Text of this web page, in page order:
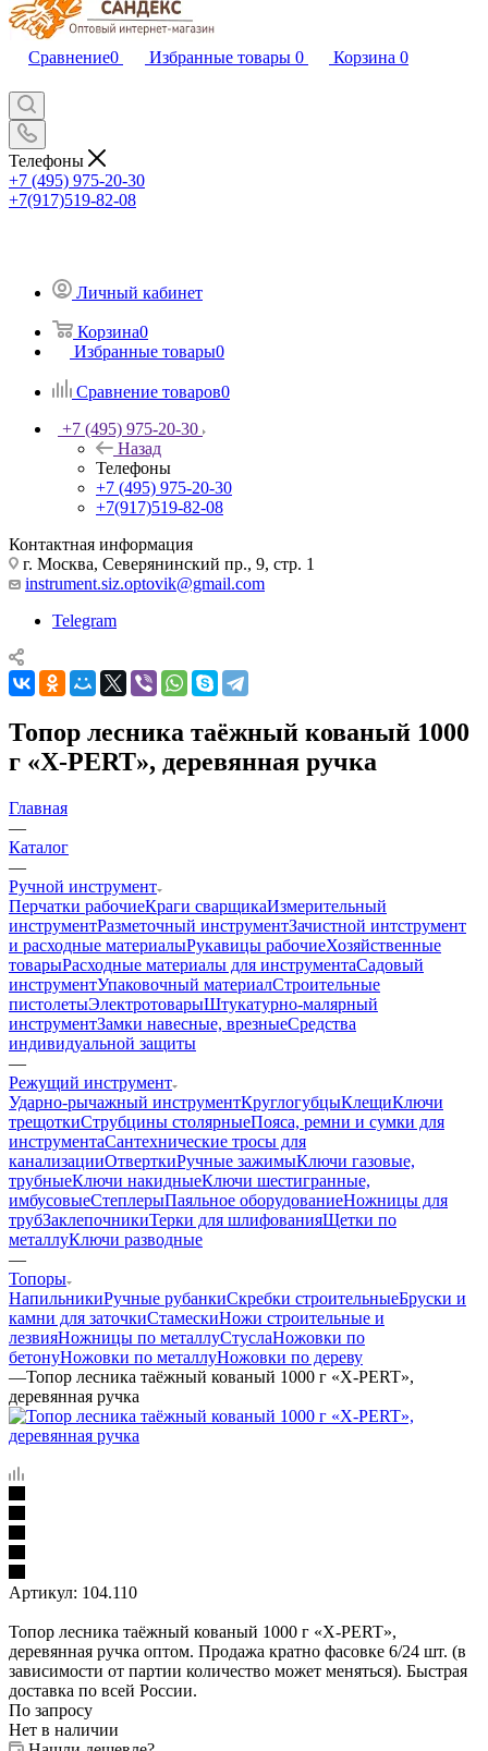
Сравнение0 Избранные товары 0 Корзина 0
Телефоны
+7 (495) 975-20-30
+7(917)519-82-08
Личный кабинет
Корзина0
Избранные товары0
Сравнение товаров0
+7 (495) 975-20-30
Назад
Телефоны
+7 (495) 975-20-30
+7(917)519-82-08
Контактная информация
г. Москва, Северянинский пр., 9, стр. 1
instrument.siz.optovik@gmail.com
Telegram
Топор лесника таёжный кованый 1000
г «X-PERT», деревянная ручка
Главная
—
Каталог
—
Ручной инструмент
Перчатки рабочиеКраги сварщикаИзмерительный
инструментРазметочный инструментЗачистной интструмент
и расходные материалыРукавицы рабочиеХозяйственные
товарыРасходные материалы для инструментаСадовый
инструментУпаковочный материалСтроительные
пистолетыЭлектротоварыШтукатурно-малярный
инструментЗамки навесные, врезныеСредства
индивидуальной защиты
—
Режущий инструмент
Ударно-рычажный инструментКруглогубцыКлещиКлючи
трещоткиСтрубцины столярныеПояса, ремни и сумки для
инструментаСантехнические тросы для
канализацииОтверткиРучные зажимыКлючи газовые,
трубныеКлючи накидныеКлючи шестигранные,
имбусовыеСтеплерыПаяльное оборудованиеНожницы для
трубЗаклепочникиТерки для шлифованияЩетки по
металлуКлючи разводные
—
Топоры
НапильникиРучные рубанкиСкребки строительныеБруски и
камни для заточкиСтамескиНожи строительные и
лезвияНожницы по металлуСтуслаНожовки по
бетонуНожовки по металлуНожовки по дереву
—Топор лесника таёжный кованый 1000 г «X-PERT»,
деревянная ручка
Артикул: 104.110
Топор лесника таёжный кованый 1000 г «X-PERT»,
деревянная ручка оптом. Продажа кратно фасовке 6/24 шт. (в
зависимости от партии количество может меняться). Быстрая
доставка по всей России.
По запросу
Нет в наличии